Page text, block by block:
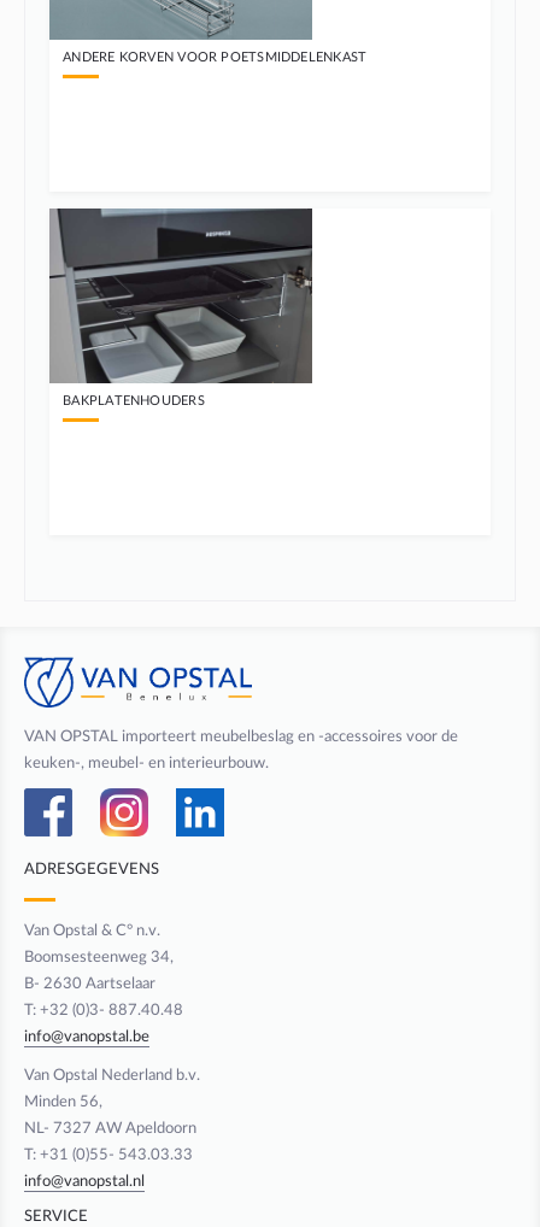
ANDERE KORVEN VOOR POETSMIDDELENKAST
BAKPLATENHOUDERS
VAN OPSTAL importeert meubelbeslag en -accessoires voor de
keuken-, meubel- en interieurbouw.
ADRESGEGEVENS
Van Opstal & C° n.v.
Boomsesteenweg 34,
B- 2630 Aartselaar
T: +32 (0)3- 887.40.48
info@vanopstal.be
Van Opstal Nederland b.v.
Minden 56,
NL- 7327 AW Apeldoorn
T: +31 (0)55- 543.03.33
info@vanopstal.nl
SERVICE